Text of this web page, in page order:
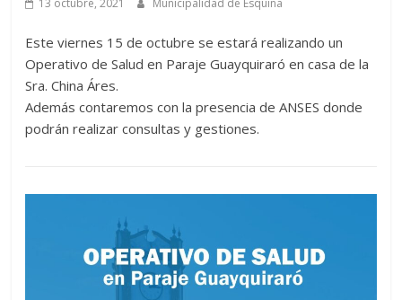
13 octubre, 2021 Municipalidad de Esquina
Este viernes 15 de octubre se estará realizando un
Operativo de Salud en Paraje Guayquiraró en casa de la
Sra. China Áres.
Además contaremos con la presencia de ANSES donde
podrán realizar consultas y gestiones.